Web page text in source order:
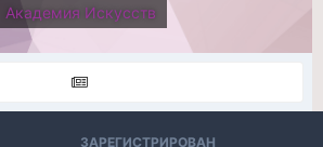
Академия Искусств
ЗАРЕГИСТРИРОВАН